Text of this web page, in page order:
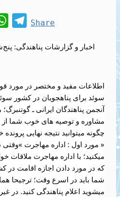
a
p
p
T
l
r
a
m
Share
اطلاعات مفید و مختصر در مورد
سوئد برای پناهجویان در کشور
آنجمن پناهندگان ایرانی ـ
مشاوره و توصیه های خوب شما از
چگونه میتوانید نتیجه نهایی پرونده
« مورد اول : اداره مهاجرت »وقتی
میکنید؛ با اداره مهاجرت ملاقات
که در مورد دادن اجازه اقامت در
شما باید در اسرع وقت؛ ترجیحا
میشوید اعلام پناهندگی کنید.